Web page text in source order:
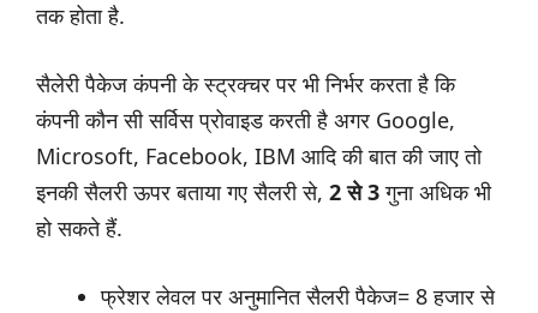
तक होता है.
सैलेरी पैकेज कंपनी के स्ट्रक्चर पर भी निर्भर करता है कि
कंपनी कौन सी सर्विस प्रोवाइड करती है अगर Google,
Microsoft, Facebook, IBM आदि की बात की जाए तो
इनकी सैलरी ऊपर बताया गए सैलरी से, 2 से 3गुना अधिक भी
हो सकते हैं.
फ्रेशर लेवल पर अनुमानित सैलरी पैकेज= 8 हजार से